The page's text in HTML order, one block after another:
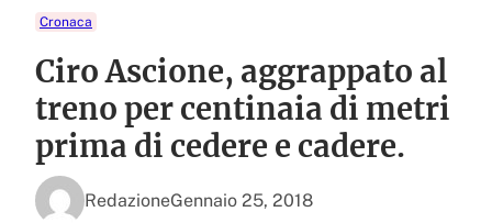
Cronaca
Ciro Ascione, aggrappato al
treno per centinaia di metri
prima di cedere e cadere.
RedazioneGennaio 25, 2018